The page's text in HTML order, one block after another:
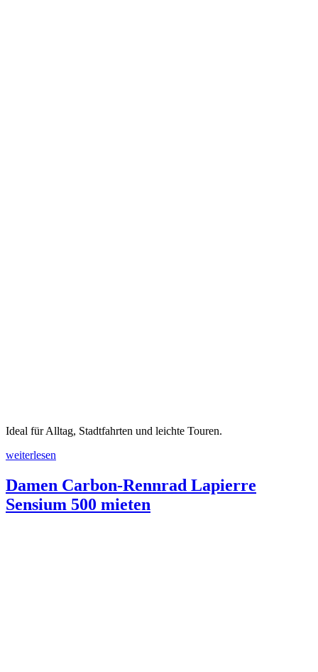
Ideal für Alltag, Stadtfahrten und leichte Touren.
„Tourenrad
Citybike
Stevens
Albis
weiterlesen
Damen Carbon-Rennrad Lapierre
Sensium 500 mieten